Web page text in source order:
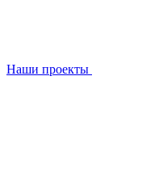
Наши проекты